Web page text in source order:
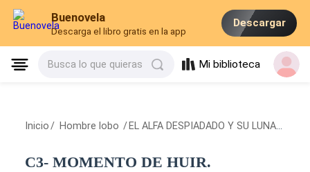
Buenovela
Descarga el libro gratis en la app
Descargar
Busca lo que quieras Mi biblioteca
Inicio / Hombre lobo / EL ALFA DESPIADADO Y SU LUNA FALSA.
C3- MOMENTO DE HUIR.